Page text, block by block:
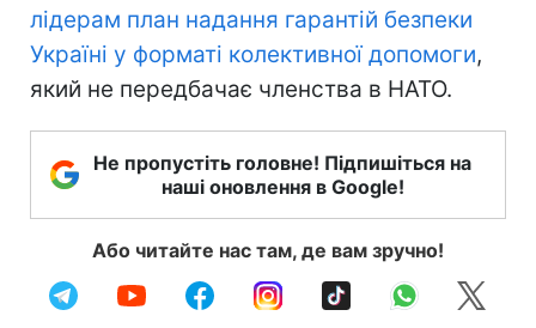
лідерам план надання гарантій безпеки
Україні у форматі колективної допомоги,
який не передбачає членства в НАТО.
Не пропустіть головне! Підпишіться на
наші оновлення в Google!
Або читайте нас там, де вам зручно!